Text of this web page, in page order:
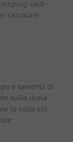
und-
calcolare
e tamerici di
sulla duna
la vista sul